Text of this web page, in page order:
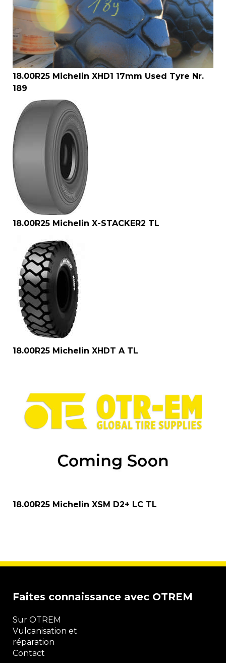
18.00R25 Michelin XHD1 17mm Used Tyre Nr.
189
18.00R25 Michelin X-STACKER2 TL
18.00R25 Michelin XHDT A TL
18.00R25 Michelin XSM D2+ LC TL
Faites connaissance avec OTREM
Sur OTREM
Vulcanisation et
réparation
Contact